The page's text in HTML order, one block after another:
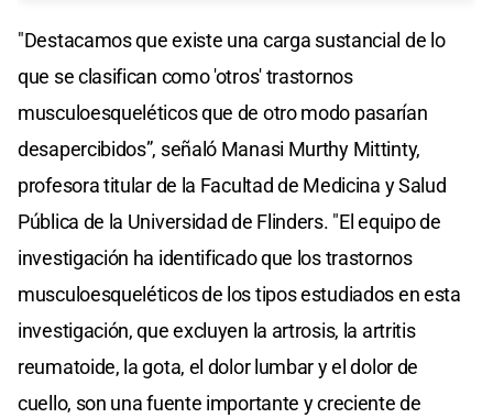
"Destacamos que existe una carga sustancial de lo
que se clasifican como 'otros' trastornos
musculoesqueléticos que de otro modo pasarían
desapercibidos”, señaló Manasi Murthy Mittinty,
profesora titular de la Facultad de Medicina y Salud
Pública de la Universidad de Flinders. "El equipo de
investigación ha identificado que los trastornos
musculoesqueléticos de los tipos estudiados en esta
investigación, que excluyen la artrosis, la artritis
reumatoide, la gota, el dolor lumbar y el dolor de
cuello, son una fuente importante y creciente de